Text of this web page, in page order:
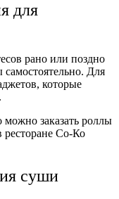
для
рано или поздно
самостоятельно. Для
которые
можно заказать роллы
ресторане Со-Ко
суши